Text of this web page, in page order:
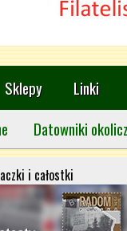
Sklepy Linki
Datowniki
i całostki